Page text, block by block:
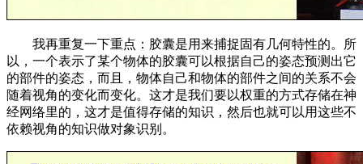
我再重复一下重点：胶囊是用来捕捉固有几何特性的。所
以，一个表示了某个物体的胶囊可以根据自己的姿态预测出它
的部件的姿态，而且，物体自己和物体的部件之间的关系不会
随着视角的变化而变化。这才是我们要以权重的方式存储在神
经网络里的，这才是值得存储的知识，然后也就可以用这些不
依赖视角的知识做对象识别。